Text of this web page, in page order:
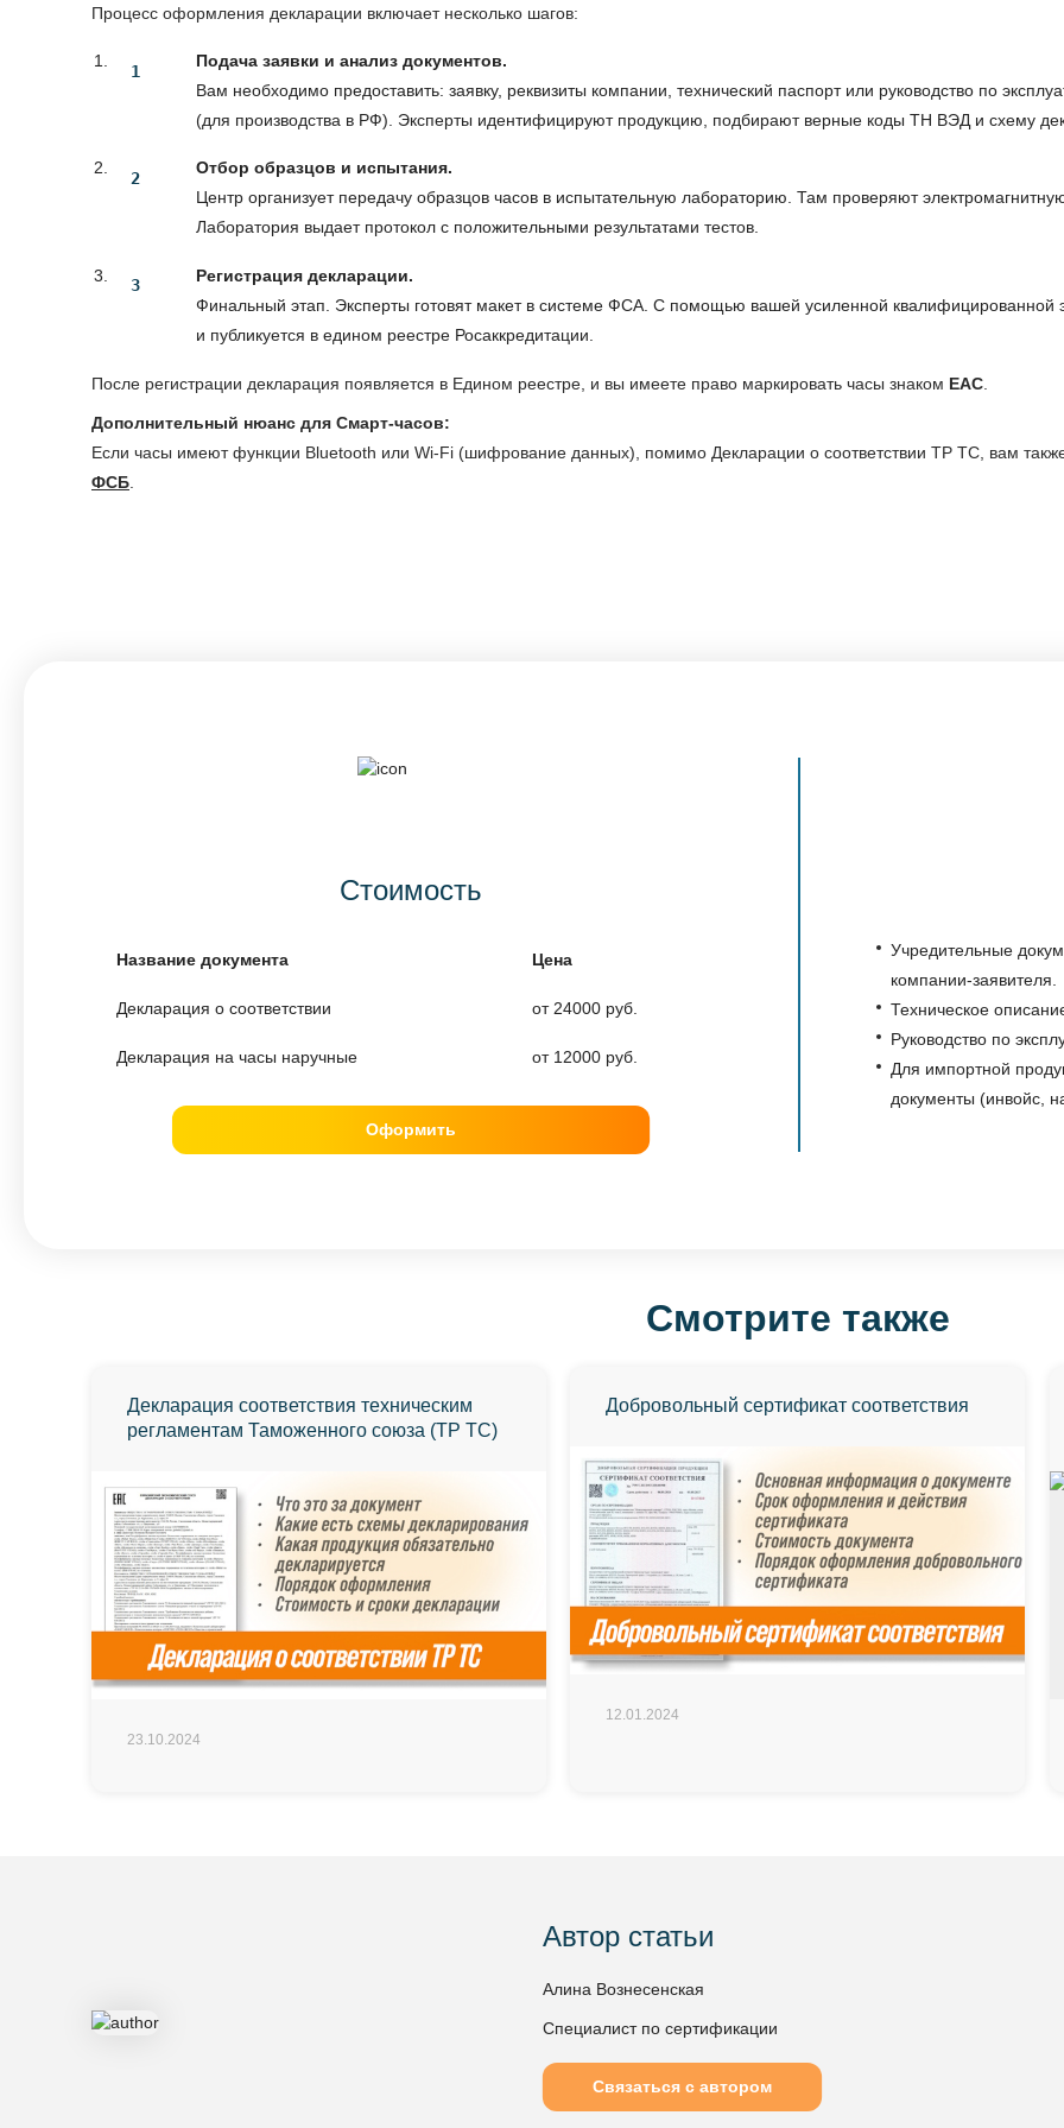
Процесс оформления декларации включает несколько шагов:
Подача заявки и анализ документов.
Вам необходимо предоставить: заявку, реквизиты компании, технический паспорт или руководство по
(для производства в РФ). Эксперты идентифицируют продукцию, подбирают верные коды ТН ВЭД и схему
Отбор образцов и испытания.
Центр организует передачу образцов часов в испытательную лабораторию. Там проверяют
Лаборатория выдает протокол с положительными результатами тестов.
Регистрация декларации.
Финальный этап. Эксперты готовят макет в системе ФСА. С помощью вашей усиленной
и публикуется в едином реестре Росаккредитации.
После регистрации декларация появляется в Едином реестре, и вы имеете право маркировать часы знаком ЕАС
Дополнительный нюанс для Смарт-часов:
Если часы имеют функции Bluetooth или Wi-Fi (шифрование данных), помимо Декларации о соответствии ТР ТС, вам
ФСБ
Стоимость
Название документа Цена
Декларация о соответствии от 24000 руб.
Декларация на часы наручные от 12000 руб.
Оформить
Учредительные
компании-заявителя.
Техническое
Руководство по
Для импортной
документы (инвойс,
Смотрите также
Декларация соответствия техническим
регламентам Таможенного союза (ТР ТС)
23.10.2024
Добровольный сертификат соответствия
12.01.2024
Автор статьи
Алина Вознесенская
Специалист по сертификации
Связаться с автором